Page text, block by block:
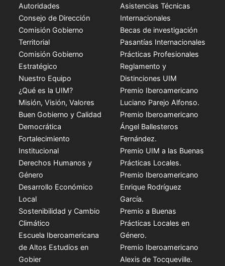
Autoridades
Consejo de Dirección
Comisión Gobierno
Territorial
Comisión Gobierno
Estratégico
Nuestro Equipo
¿Qué es la UIM?
Misión, Visión, Valores
Buen Gobierno y Calidad
Democrática
Fortalecimiento
Institucional
Derechos Humanos y
Género
Desarrollo Económico
Local
Sostenibilidad y Cambio
Climático
Escuela Iberoamericana
de Altos Estudios en
Gobier
Asistencias Técnicas
Internacionales
Becas de investigación
Pasantías Internacionales
Prácticas Profesionales
Reglamento y
Distinciones UIM
Premio Iberoamericano
Luciano Parejo Alfonso.
Premio Iberoamericano
Ángel Ballesteros
Fernández.
Premio UIM a las Buenas
Prácticas Locales.
Premio Iberoamericano
Enrique Rodríguez
García.
Premio a Buenas
Prácticas Locales en
Género.
Premio Iberoamericano
Alexis de Tocqueville.